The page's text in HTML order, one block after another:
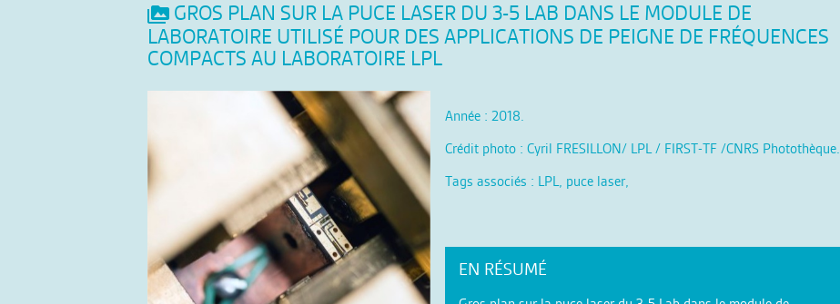
GROS PLAN SUR LA PUCE LASER DU 3-5 LAB DANS LE MODULE DE
LABORATOIRE UTILISÉ POUR DES APPLICATIONS DE PEIGNE DE FRÉQUENCES
COMPACTS AU LABORATOIRE LPL
Année : 2018.
Crédit photo : Cyril FRESILLON/ LPL / FIRST-TF /CNRS Photothèque.
Tags associés : LPL, puce laser,
EN RÉSUMÉ